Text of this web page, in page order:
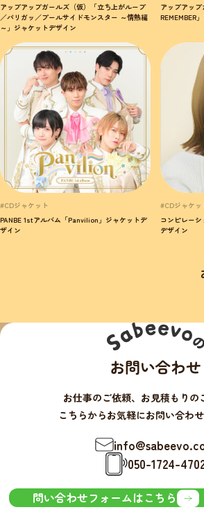
アップアップガールズ（仮）「立ち上がループ
／パリガッ／プールサイドモンスター ～情熱編
～」ジャケットデザイン
アップアッ
REMEMBER
#CDジャケット
PANBE 1stアルバム「Panvilion」ジャケットデ
ザイン
#CDジャケッ
コンピレー
デザイン
お問い合わせ
お仕事のご依頼、お見積もりの
こちらからお気軽にお問い合わせ
050-1724-
問い合わせフォームはこちら